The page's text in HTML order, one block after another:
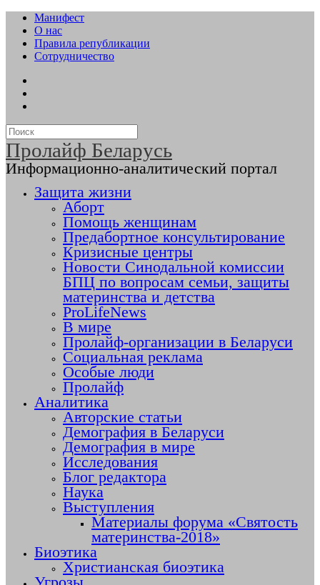
Манифест
О нас
Правила републикации
Сотрудничество
Пролайф Беларусь
Информационно-аналитический портал
Защита жизни
Аборт
Помощь женщинам
Предабортное консультирование
Кризисные центры
Новости Синодальной комиссии
БПЦ по вопросам семьи, защиты
материнства и детства
ProLifeNews
В мире
Пролайф-организации в Беларуси
Социальная реклама
Особые люди
Пролайф
Аналитика
Авторские статьи
Демография в Беларуси
Демография в мире
Исследования
Блог редактора
Наука
Выступления
Материалы форума «Святость
материнства-2018»
Биоэтика
Христианская биоэтика